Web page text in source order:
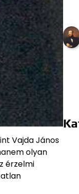
Vajda János
olyan
érzelmi